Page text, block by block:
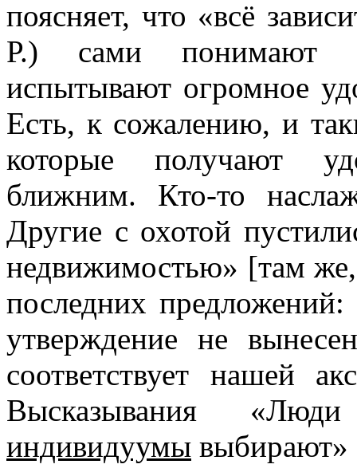
поясняет, что «всё
Р.) сами понимают
испытывают огромное
Есть, к сожалению, и
которые получают
ближним. Кто-то
Другие с охотой
недвижимостью» [там
последних
утверждение не
соответствует нашей
Высказывания
индивидуумы выбирают»